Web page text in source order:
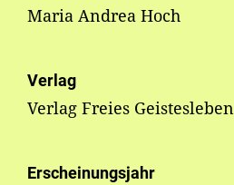
Maria Andrea Hoch
Verlag
Verlag Freies Geistesleben
Erscheinungsjahr